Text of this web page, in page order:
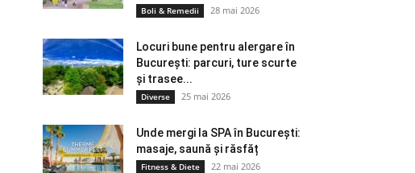
Boli & Remedii 28 mai 2026
Locuri bune pentru alergare în
București: parcuri, ture scurte
și trasee...
Diverse 25 mai 2026
Unde mergi la SPA în București:
masaje, saună și răsfăț
Fitness & Diete 22 mai 2026